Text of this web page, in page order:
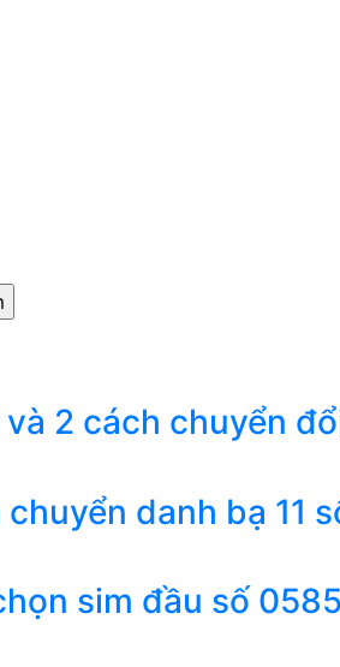
2 cách chuyển
danh bạ 11
sim đầu số